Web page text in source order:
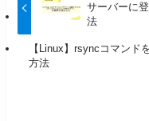
サーバーに
法
【Linux】rsyncコマンド
方法